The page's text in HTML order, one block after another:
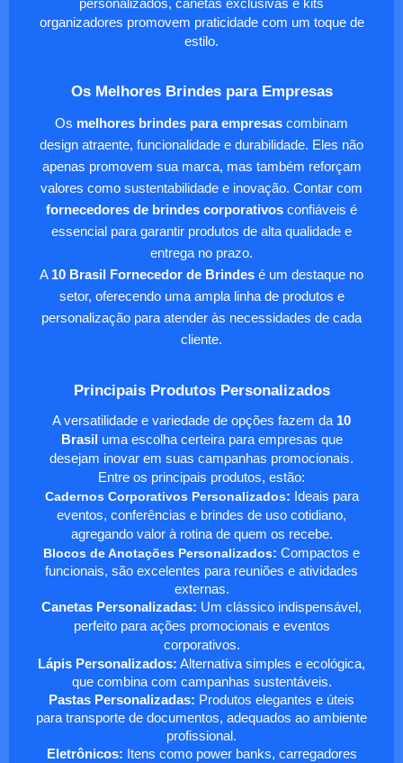
personalizados, canetas exclusivas e kits
organizadores promovem praticidade com um toque de
estilo.
Os Melhores Brindes para Empresas
Os melhores brindes para empresas combinam
design atraente, funcionalidade e durabilidade. Eles não
apenas promovem sua marca, mas também reforçam
valores como sustentabilidade e inovação. Contar com
fornecedores de brindes corporativos confiáveis é
essencial para garantir produtos de alta qualidade e
entrega no prazo.
A 10 Brasil Fornecedor de Brindes é um destaque no
setor, oferecendo uma ampla linha de produtos e
personalização para atender às necessidades de cada
cliente.
Principais Produtos Personalizados
A versatilidade e variedade de opções fazem da 10
Brasil uma escolha certeira para empresas que
desejam inovar em suas campanhas promocionais.
Entre os principais produtos, estão:
Cadernos Corporativos Personalizados: Ideais para
eventos, conferências e brindes de uso cotidiano,
agregando valor à rotina de quem os recebe.
Blocos de Anotações Personalizados: Compactos e
funcionais, são excelentes para reuniões e atividades
externas.
Canetas Personalizadas: Um clássico indispensável,
perfeito para ações promocionais e eventos
corporativos.
Lápis Personalizados: Alternativa simples e ecológica,
que combina com campanhas sustentáveis.
Pastas Personalizadas: Produtos elegantes e úteis
para transporte de documentos, adequados ao ambiente
profissional.
Eletrônicos: Itens como power banks, carregadores